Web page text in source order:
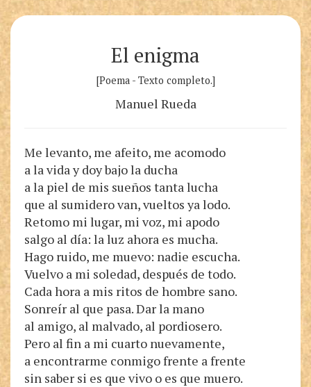
El enigma
[Poema - Texto completo.]
Manuel Rueda
Me levanto, me afeito, me acomodo
a la vida y doy bajo la ducha
a la piel de mis sueños tanta lucha
que al sumidero van, vueltos ya lodo.
Retomo mi lugar, mi voz, mi apodo
salgo al día: la luz ahora es mucha.
Hago ruido, me muevo: nadie escucha.
Vuelvo a mi soledad, después de todo.
Cada hora a mis ritos de hombre sano.
Sonreír al que pasa. Dar la mano
al amigo, al malvado, al pordiosero.
Pero al fin a mi cuarto nuevamente,
a encontrarme conmigo frente a frente
sin saber si es que vivo o es que muero.